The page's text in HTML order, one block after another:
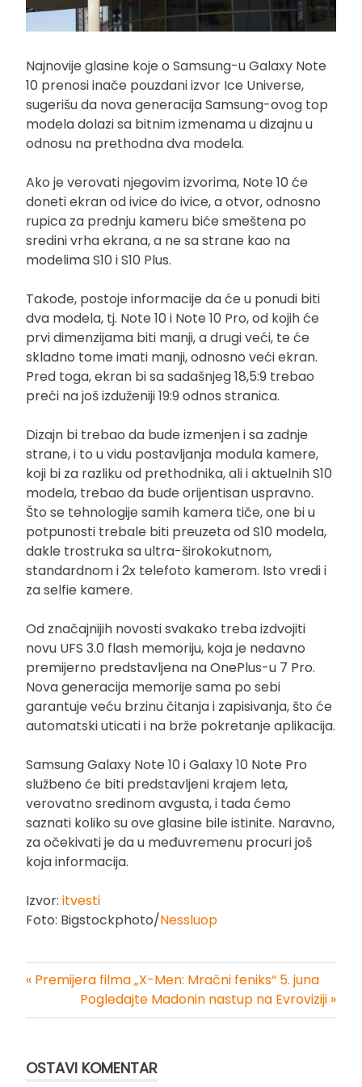
Najnovije glasine koje o Samsung-u Galaxy Note
10 prenosi inače pouzdani izvor Ice Universe,
sugerišu da nova generacija Samsung-ovog top
modela dolazi sa bitnim izmenama u dizajnu u
odnosu na prethodna dva modela.
Ako je verovati njegovim izvorima, Note 10 će
doneti ekran od ivice do ivice, a otvor, odnosno
rupica za prednju kameru biće smeštena po
sredini vrha ekrana, a ne sa strane kao na
modelima S10 i S10 Plus.
Takođe, postoje informacije da će u ponudi biti
dva modela, tj. Note 10 i Note 10 Pro, od kojih će
prvi dimenzijama biti manji, a drugi veći, te će
skladno tome imati manji, odnosno veći ekran.
Pred toga, ekran bi sa sadašnjeg 18,5:9 trebao
preći na još izduženiji 19:9 odnos stranica.
Dizajn bi trebao da bude izmenjen i sa zadnje
strane, i to u vidu postavljanja modula kamere,
koji bi za razliku od prethodnika, ali i aktuelnih S10
modela, trebao da bude orijentisan uspravno.
Što se tehnologije samih kamera tiče, one bi u
potpunosti trebale biti preuzeta od S10 modela,
dakle trostruka sa ultra-širokokutnom,
standardnom i 2x telefoto kamerom. Isto vredi i
za selfie kamere.
Od značajnijih novosti svakako treba izdvojiti
novu UFS 3.0 flash memoriju, koja je nedavno
premijerno predstavljena na OnePlus-u 7 Pro.
Nova generacija memorije sama po sebi
garantuje veću brzinu čitanja i zapisivanja, što će
automatski uticati i na brže pokretanje aplikacija.
Samsung Galaxy Note 10 i Galaxy 10 Note Pro
službeno će biti predstavljeni krajem leta,
verovatno sredinom avgusta, i tada ćemo
saznati koliko su ove glasine bile istinite. Naravno,
za očekivati je da u međuvremenu procuri još
koja informacija.
Izvor: itvesti
Foto: Bigstockphoto/Nessluop
Kretanje
« Premijera filma „X-Men: Mračni feniks“ 5. juna
Pogledajte Madonin nastup na Evroviziji »
OSTAVI KOMENTAR